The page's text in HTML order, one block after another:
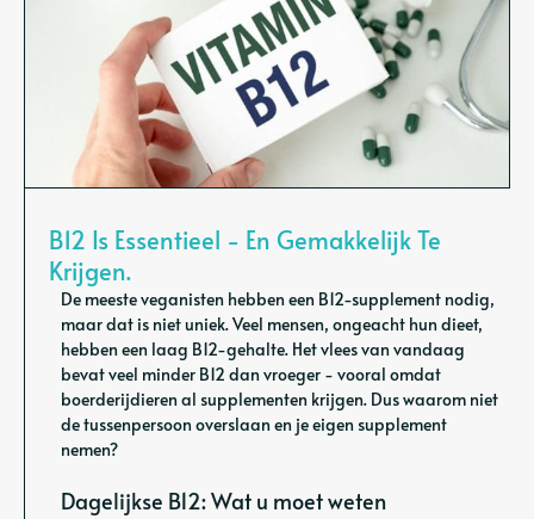
B12 Is Essentieel - En Gemakkelijk Te
Krijgen.
De meeste veganisten hebben een B12-supplement nodig,
maar dat is niet uniek. Veel mensen, ongeacht hun dieet,
hebben een laag B12-gehalte. Het vlees van vandaag
bevat veel minder B12 dan vroeger - vooral omdat
boerderijdieren al supplementen krijgen. Dus waarom niet
de tussenpersoon overslaan en je eigen supplement
nemen?
Dagelijkse B12: Wat u moet weten